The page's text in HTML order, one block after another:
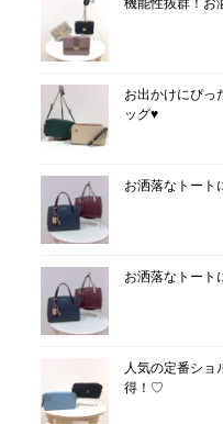
お出かけにぴっ
ッグ♥
お洒落なトート
お洒落なトート
人気の定番ショ
得！♡